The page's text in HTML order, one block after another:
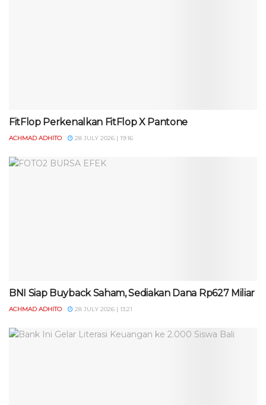
FitFlop Perkenalkan FitFlop X Pantone
ACHMAD ADHITO 28 JULY 2026 | 19:16
BNI Siap Buyback Saham, Sediakan Dana Rp627 Miliar
ACHMAD ADHITO 28 JULY 2026 | 13:21